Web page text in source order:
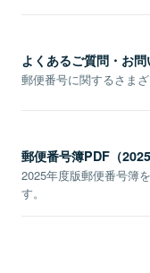
よくあるご質問・お
郵便番号に関するさま
郵便番号簿PDF（2025
2025年度版郵便番号簿
す。